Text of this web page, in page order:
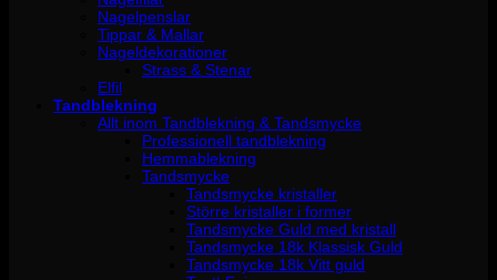
Nagelpenslar
Tippar & Mallar
Nageldekorationer
Strass & Stenar
Elfil
Tandblekning
Allt inom Tandblekning & Tandsmycke
Professionell tandblekning
Hemmablekning
Tandsmycke
Tandsmycke kristaller
Större kristaller i former
Tandsmycke Guld med kristall
Tandsmycke 18k Klassisk Guld
Tandsmycke 18k Vitt guld